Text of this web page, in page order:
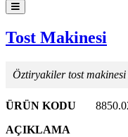
Tost Makinesi
Öztiryakiler tost
ÜRÜN KODU
AÇIKLAMA